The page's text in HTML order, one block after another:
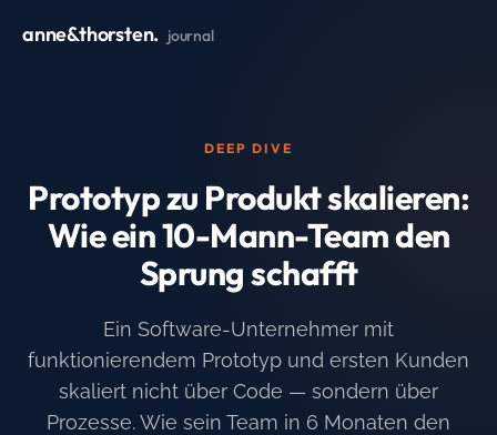
anne&thorsten. journal
DEEP DIVE
Prototyp zu Produkt skalieren:
Wie ein 10-Mann-Team den
Sprung schafft
Ein Software-Unternehmer mit
funktionierendem Prototyp und ersten Kunden
skaliert nicht über Code — sondern über
Prozesse. Wie sein Team in 6 Monaten den